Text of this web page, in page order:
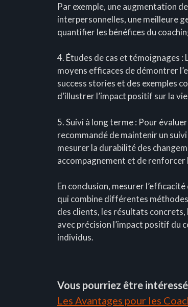
Par exemple, une augmentation
interpersonnelles, une meilleure
quantifier les bénéfices du
4. Études de cas et témoignages
moyens efficaces de démontrer
success stories et des exemples
d’illustrer l’impact positif sur la
5. Suivi à long terme : Pour
recommandé de maintenir un
mesurer la durabilité des
accompagnement et de
En conclusion, mesurer
qui combine différentes
des clients, les résultats concrets,
avec précision l’impact positif du
individus.
Vous pourriez être
Les Avantages pour les